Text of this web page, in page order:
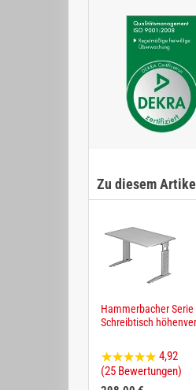
Zu diesem
Hammerbacher
Schreibtisch
4,92
(25 Bewertungen)